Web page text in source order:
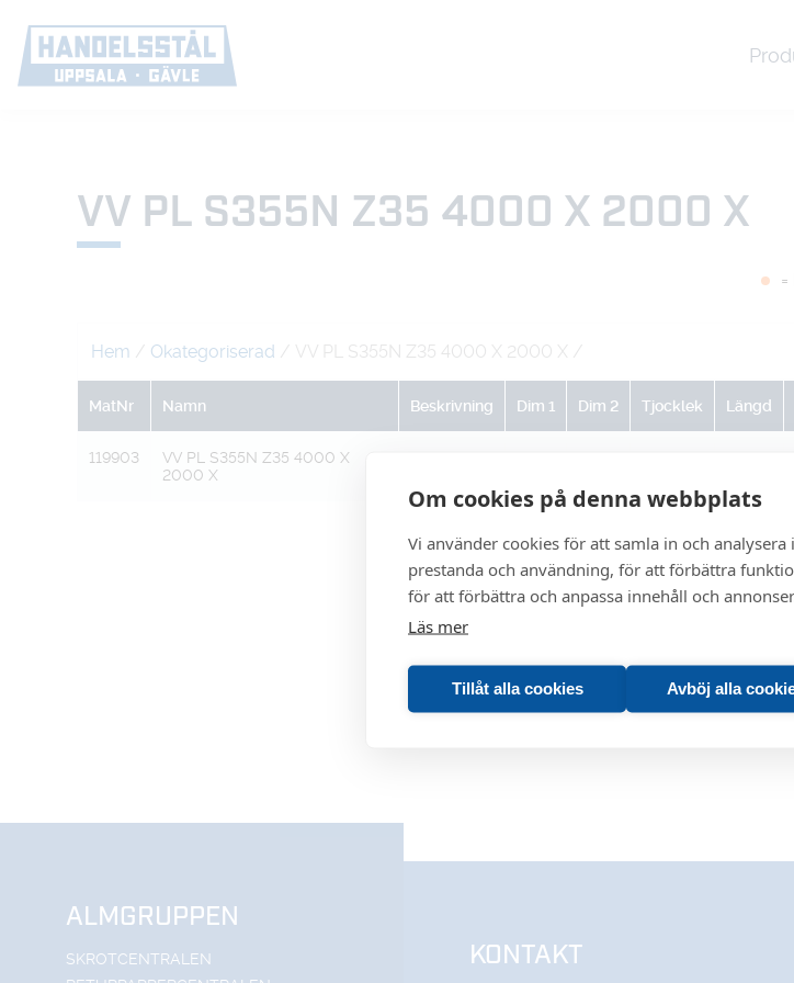
Om cookies på denna webbplats
Vi använder cookies för att samla in och
prestanda och användning, för att förbättra
för att förbättra och anpassa innehåll och
Läs mer
Tillåt alla cookies Avböj alla
VV PL S355N Z35 4000 X 2000 X
Hem / Okategoriserad / VV PL S355N Z35 4000 X 2000 X /
MatNr Namn Beskrivning Dim 1 Dim 2 Tjocklek Längd
119903
VV PL S355N Z35 4000 X
2000 X
ALMGRUPPEN
SKROTCENTRALEN
KONTAKT